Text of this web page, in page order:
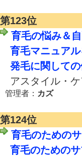
第123位
育毛の悩み＆
育毛マニュア
発毛に関しての
アスタイル・ケ
管理者： カズ
第124位
育毛のための
育毛のための